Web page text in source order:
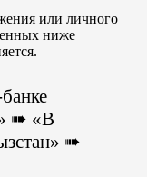
или личного
ниже
➠ «В
➠